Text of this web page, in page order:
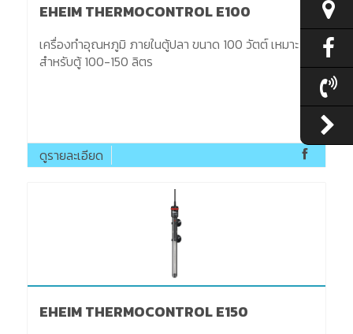
EHEIM THERMOCONTROL E100
เครื่องทำอุณหภูมิ ภายในตู้ปลา ขนาด 100 วัตต์ เหมาะ
สำหรับตู้ 100-150 ลิตร
ดูรายละเอียด
EHEIM THERMOCONTROL E150